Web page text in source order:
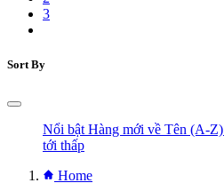
3
Sort By
Nổi bật Hàng mới về Tên (A-Z)
tới thấp
Home